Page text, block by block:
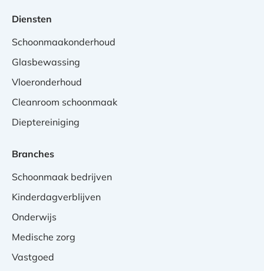
Diensten
Schoonmaakonderhoud
Glasbewassing
Vloeronderhoud
Cleanroom schoonmaak
Dieptereiniging
Branches
Schoonmaak bedrijven
Kinderdagverblijven
Onderwijs
Medische zorg
Vastgoed